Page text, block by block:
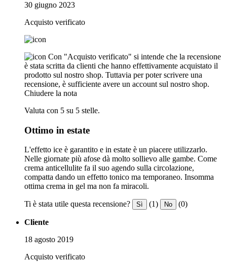
30 giugno 2023
Acquisto verificato
Con "Acquisto verificato" si intende che la recensione
è stata scritta da clienti che hanno effettivamente acquistato il
prodotto sul nostro shop. Tuttavia per poter scrivere una
recensione, è sufficiente avere un account sul nostro shop.
Chiudere la nota
Valuta con 5 su 5 stelle.
Ottimo in estate
L'effetto ice è garantito e in estate è un piacere utilizzarlo.
Nelle giornate più afose dà molto sollievo alle gambe. Come
crema anticellulite fa il suo agendo sulla circolazione,
compatta dando un effetto tonico ma temporaneo. Insomma
ottima crema in gel ma non fa miracoli.
Ti è stata utile questa recensione? Sì (1) No (0)
Cliente
18 agosto 2019
Acquisto verificato